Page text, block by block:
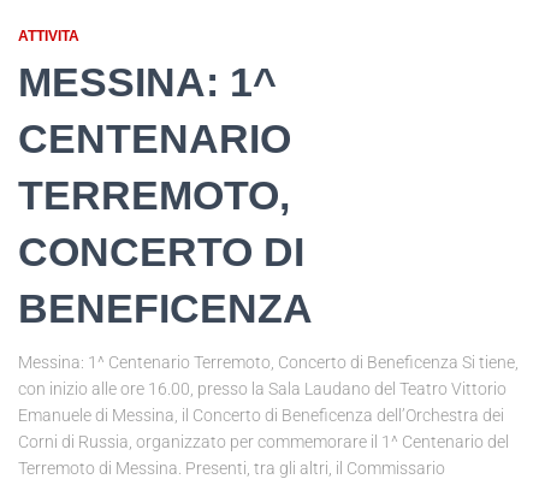
ATTIVITA
MESSINA: 1^
CENTENARIO
TERREMOTO,
CONCERTO DI
BENEFICENZA
Messina: 1^ Centenario Terremoto, Concerto di Beneficenza Si tiene,
con inizio alle ore 16.00, presso la Sala Laudano del Teatro Vittorio
Emanuele di Messina, il Concerto di Beneficenza dell’Orchestra dei
Corni di Russia, organizzato per commemorare il 1^ Centenario del
Terremoto di Messina. Presenti, tra gli altri, il Commissario